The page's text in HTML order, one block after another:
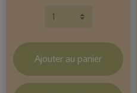
Ajouter au panier